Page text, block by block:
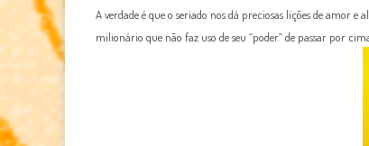
A verdade é que o seriado nos dá preciosas lições de amor
milionário que não faz uso de seu “poder” de passar por